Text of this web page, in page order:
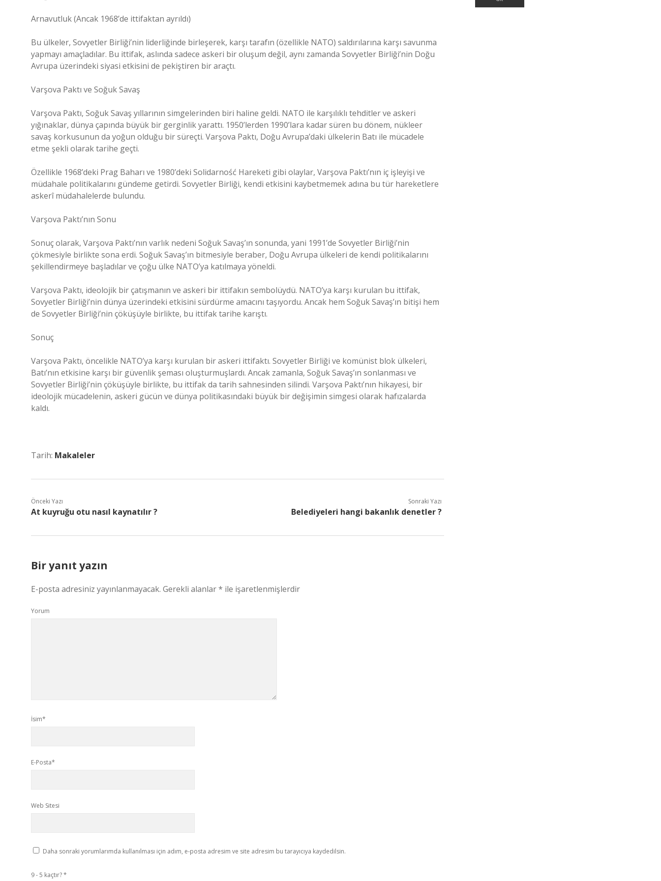
Arnavutluk (Ancak 1968’de ittifaktan ayrıldı)
Bu ülkeler, Sovyetler Birliği’nin liderliğinde birleşerek, karşı tarafın (özellikle NATO) saldırılarına karşı savunma
yapmayı amaçladılar. Bu ittifak, aslında sadece askeri bir oluşum değil, aynı zamanda Sovyetler Birliği’nin Doğu
Avrupa üzerindeki siyasi etkisini de pekiştiren bir araçtı.
Varşova Paktı ve Soğuk Savaş
Varşova Paktı, Soğuk Savaş yıllarının simgelerinden biri haline geldi. NATO ile karşılıklı tehditler ve askeri
yığınaklar, dünya çapında büyük bir gerginlik yarattı. 1950’lerden 1990’lara kadar süren bu dönem, nükleer
savaş korkusunun da yoğun olduğu bir süreçti. Varşova Paktı, Doğu Avrupa’daki ülkelerin Batı ile mücadele
etme şekli olarak tarihe geçti.
Özellikle 1968’deki Prag Baharı ve 1980’deki Solidarność Hareketi gibi olaylar, Varşova Paktı’nın iç işleyişi ve
müdahale politikalarını gündeme getirdi. Sovyetler Birliği, kendi etkisini kaybetmemek adına bu tür hareketlere
askerî müdahalelerde bulundu.
Varşova Paktı’nın Sonu
Sonuç olarak, Varşova Paktı’nın varlık nedeni Soğuk Savaş’ın sonunda, yani 1991’de Sovyetler Birliği’nin
çökmesiyle birlikte sona erdi. Soğuk Savaş’ın bitmesiyle beraber, Doğu Avrupa ülkeleri de kendi politikalarını
şekillendirmeye başladılar ve çoğu ülke NATO’ya katılmaya yöneldi.
Varşova Paktı, ideolojik bir çatışmanın ve askeri bir ittifakın sembolüydü. NATO’ya karşı kurulan bu ittifak,
Sovyetler Birliği’nin dünya üzerindeki etkisini sürdürme amacını taşıyordu. Ancak hem Soğuk Savaş’ın bitişi hem
de Sovyetler Birliği’nin çöküşüyle birlikte, bu ittifak tarihe karıştı.
Sonuç
Varşova Paktı, öncelikle NATO’ya karşı kurulan bir askeri ittifaktı. Sovyetler Birliği ve komünist blok ülkeleri,
Batı’nın etkisine karşı bir güvenlik şeması oluşturmuşlardı. Ancak zamanla, Soğuk Savaş’ın sonlanması ve
Sovyetler Birliği’nin çöküşüyle birlikte, bu ittifak da tarih sahnesinden silindi. Varşova Paktı’nın hikayesi, bir
ideolojik mücadelenin, askeri gücün ve dünya politikasındaki büyük bir değişimin simgesi olarak hafızalarda
kaldı.
Tarih: Makaleler
Önceki Yazı
At kuyruğu otu nasıl kaynatılır ?
Sonraki Yazı
Belediyeleri hangi bakanlık denetler ?
Bir yanıt yazın
E-posta adresiniz yayınlanmayacak. Gerekli alanlar* ile işaretlenmişlerdir
Yorum
İsim*
E-Posta*
Web Sitesi
Daha sonraki yorumlarımda kullanılması için adım, e-posta adresim ve site adresim bu tarayıcıya kaydedilsin.
9 - 5 kaçtır?*